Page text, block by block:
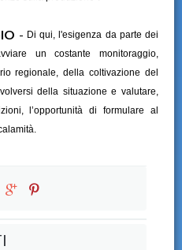
- Di qui, l'esigenza da parte dei
un costante monitoraggio,
regionale, della coltivazione del
della situazione e valutare,
l’opportunità di formulare al